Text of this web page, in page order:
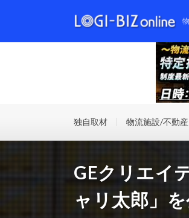
独自取材 物流施設/不動産
GEクリエイ
ャリ太郎」